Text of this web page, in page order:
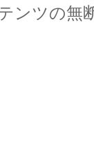
ンツの無